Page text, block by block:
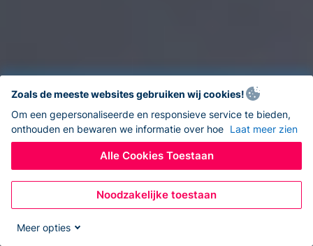
Zoals de meeste websites gebruiken wij cookies!
Om een gepersonaliseerde en responsieve service te bieden,
onthouden en bewaren we informatie over hoe Laat meer zien
Alle Cookies Toestaan
Noodzakelijke toestaan
Meer opties